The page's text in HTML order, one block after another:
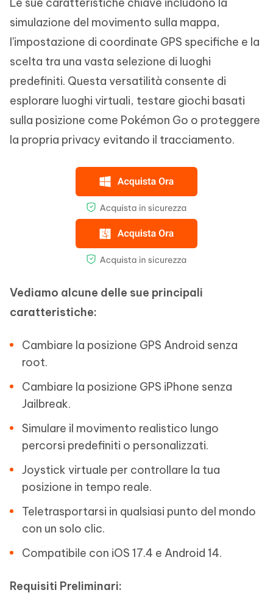
simulazione del movimento sulla mappa,
l'impostazione di coordinate GPS specifiche e la
scelta tra una vasta selezione di luoghi
predefiniti. Questa versatilità consente di
esplorare luoghi virtuali, testare giochi basati
sulla posizione come Pokémon Go o proteggere
la propria privacy evitando il tracciamento.
Vediamo alcune delle sue principali
caratteristiche:
Cambiare la posizione GPS Android senza
root.
Cambiare la posizione GPS iPhone senza
Jailbreak.
Simulare il movimento realistico lungo
percorsi predefiniti o personalizzati.
Joystick virtuale per controllare la tua
posizione in tempo reale.
Teletrasportarsi in qualsiasi punto del mondo
con un solo clic.
Compatibile con iOS 17.4 e Android 14.
Requisiti Preliminari: